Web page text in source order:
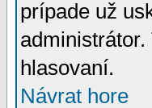
prípade už
hlasovaní.
Návrat hore